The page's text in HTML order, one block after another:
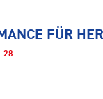
FÜR
28